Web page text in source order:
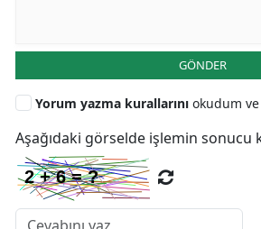
GÖNDER
Yorum yazma kurallarını okudum
Aşağıdaki görselde işlemin sonucu